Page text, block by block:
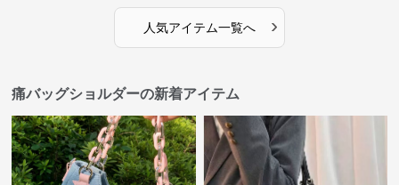
人気アイテム一覧へ ›
痛バッグショルダーの新着アイテム